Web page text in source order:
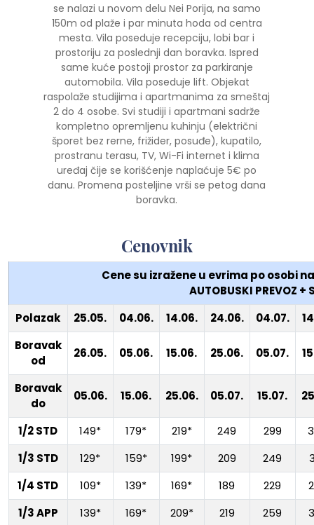
se nalazi u novom delu Nei Porija, na samo
150m od plaže i par minuta hoda od centra
mesta. Vila poseduje recepciju, lobi bar i
prostoriju za poslednji dan boravka. Ispred
same kuće postoji prostor za parkiranje
automobila. Vila poseduje lift. Objekat
raspolaže studijima i apartmanima za smeštaj
2 do 4 osobe. Svi studiji i apartmani sadrže
kompletno opremljenu kuhinju (električni
šporet bez rerne, frižider, posuđe), kupatilo,
prostranu terasu, TV, Wi-Fi internet i klima
uređaj čije se korišćenje naplaćuje 5€ po
danu. Promena posteljine vrši se petog dana
boravka.
Cenovnik
Cene su izražene u evrima po osobi
AUTOBUSKI PREVOZ
Polazak
25.05. 04.06. 14.06. 24.06. 04.07.
Boravak
od
26.05. 05.06. 15.06. 25.06. 05.07.
Boravak
do
05.06. 15.06. 25.06. 05.07. 15.07.
1/2 STD 149* 179* 219* 249 299
1/3 STD
129* 159* 199* 209 249
1/4 STD
109* 139* 169* 189 229
1/3 APP
139* 169* 209* 219 259